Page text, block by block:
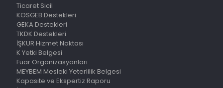
Ticaret Sicil
KOSGEB Destekleri
GEKA Destekleri
TKDK Destekleri
İŞKUR Hizmet Noktası
K Yetki Belgesi
Fuar Organizasyonları
MEYBEM Mesleki Yeterlilik Belgesi
Kapasite ve Ekspertiz Raporu